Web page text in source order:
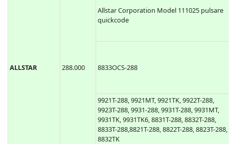
ALLSTAR 288.000
Allstar Corporation Model 111025 pulsare
quickcode
8833OCS-288
9921T-288, 9921MT, 9921TK, 9922T-288,
9923T-288, 9931-288, 9931T-288, 9931MT,
9931TK, 9931TK6, 8831T-288, 8832T-288,
8833T-288,8821T-288, 8822T-288, 8823T-288,
8832TK